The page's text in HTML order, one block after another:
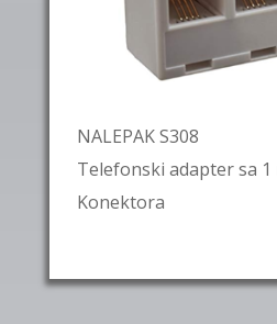
NALEPAK S308
Telefonski adapter sa 1
Konektora